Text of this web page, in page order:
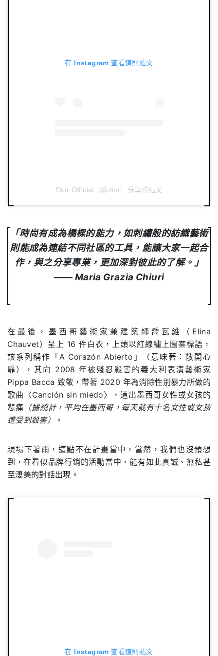
在 Instagram 查看這則貼文
Dior Official（@dior）分享的貼文
「時尚有成為橋樑的能力，如刺繡般的紡織藝術
則能成為連結不同社區的工具，能讓大家一起合
作，與之分享專業，更加深對彼此的了解。」
—— Maria Grazia Chiuri
在最後，墨西哥藝術家兼建築師喬瓦維（Elina
Chauvet）呈上 16 件白衣，上頭以紅線繡上圖案標語，
該系列稱作「A Corazón Abierto」（意味著：敞開心
扉），其向 2008 年被殘忍殺害的義大利表演藝術家
Pippa Bacca 致敬，帶著 2020 年為消除性別暴力所做的
歌曲〈Canción sin miedo〉，道出墨西哥女性或女孩的
悲痛 （據統計，平均在墨西哥，每天就有十名女性或女孩
遭受到殺害）
。
現場下著雨，這點不在計畫當中，當然，我們也沒預想
到，在看似品牌行銷的活動當中，能有如此真誠、無私甚
至淒美的對話出現。
在 Instagram 查看這則貼文